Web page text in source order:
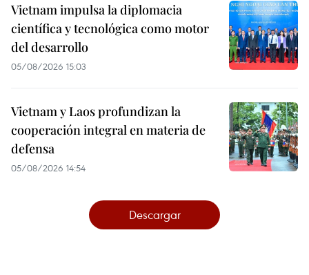
Vietnam impulsa la diplomacia
científica y tecnológica como motor
del desarrollo
05/08/2026 15:03
Vietnam y Laos profundizan la
cooperación integral en materia de
defensa
05/08/2026 14:54
Descargar